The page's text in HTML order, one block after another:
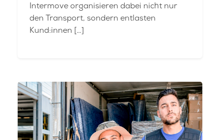
Intermove organisieren dabei nicht nur
den Transport, sondern entlasten
Kund:innen […]